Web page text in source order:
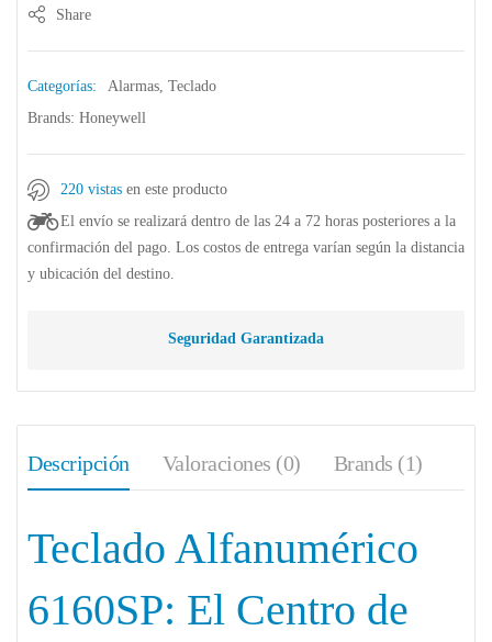
Share
Categorías: Alarmas Teclado
Brands: Honeywell
220 vistas en este producto
El envío se realizará dentro de las 24 a 72 horas posteriores a la
confirmación del pago. Los costos de entrega varían según la distancia
y ubicación del destino.
Seguridad Garantizada
Descripción Valoraciones (0) Brands (1)
Teclado Alfanumérico
6160SP: El Centro de